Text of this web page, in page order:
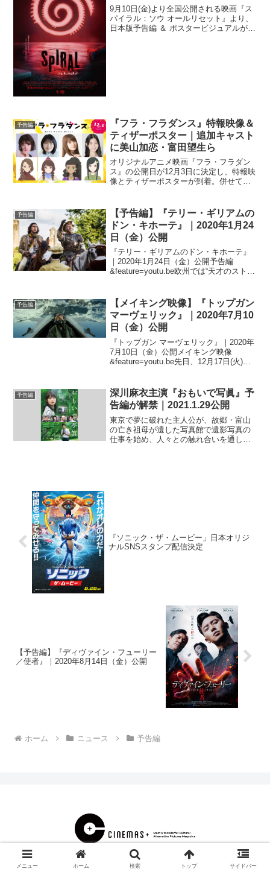
始まり
9月10日(金)より全国公開される映画『ス
パイラル：ソウ オールリセット』より、
日本版予告編 ＆ ポスタービジュアルが解
予告編
『フラ・フラダンス』特報映像＆
ティザーポスター｜追加キャスト
に美山加恋・富田望生ら
オリジナルアニメ映画『フラ・フラダン
ス』の公開日が12月3日に決定し、特報映
像とティザーポスターが到着。併せて、
ワイアンズのダンシングチーム、通称
〔フラガール〕の新入社...
予告編
【予告編】『テリー・ギリアムの
ドン・キホーテ』｜2020年1月24
日（金）公開
『テリー・ギリアムのドン・キホーテ』
｜2020年1月24日（金）公開予告編
&feature=youtu.be欧州では“天才のストラ
的”(VSD)と絶賛...
予告編
【メイキング映像】『トップガン
マーヴェリック』｜2020年7月10
日（金）公開
『トップガン マーヴェリック』｜2020年
7月10日（金）公開メイキング映像
&feature=youtu.be先日、12月17日(火)に
を目前にして『トップガン マ...
予告編
深川麻衣主演『おもいで写眞』予
告編が解禁｜2021.1.29公開
東京で夢に破れた主人公が、故郷・富山
の亡き祖母が遺した写真館で遺影写真の
仕事を始め、人々との触れ合いを通して
『ソニック・ザ・ムービー」日本オリジ
ナルSNSスタンプ配信決定
【予告編】『ディヴァイン・フューリー
／使者』｜2020年8月14日（金）公開
ホーム ニュース 予告編
© 2000 CINEMAS＋.
メニュー ホーム 検索 トップ サイドバー